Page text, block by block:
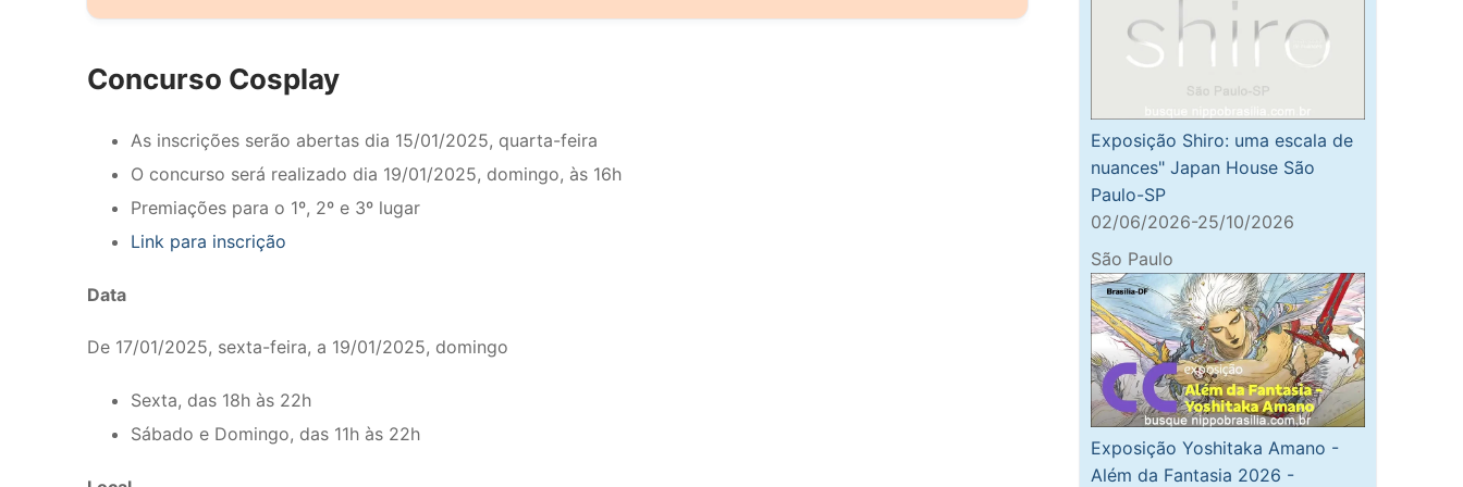
Mizuho Wadaiko
15h - Abertura Autoridades
16h - Sergio Tanigawa
17h -
Mizuho Wadaiko
18h - Rafael Yassunaga
19h -
Mitsuba Soran
12h30 -Grupo Todos Nós
18h30 - lkkon Taiko
19h - Joe Hirata
20h -Grupo Todos Nós
Concurso Cosplay
As inscrições serão abertas dia 15/01/2025, quarta-feira
O concurso será realizado dia 19/01/2025, domingo, às 16h
Premiações para o 1º, 2º e 3º lugar
Link para inscrição
Data
De 17/01/2025, sexta-feira, a 19/01/2025, domingo
Sexta, das 18h às 22h
Sábado e Domingo, das 11h às 22h
Exposição Shiro: uma escala de
nuances" Japan House São
Paulo-SP
02/06/2026-25/10/2026
São Paulo
Exposição Yoshitaka Amano -
Além da Fantasia 2026 -